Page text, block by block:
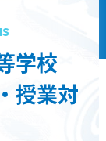
学校
授業対